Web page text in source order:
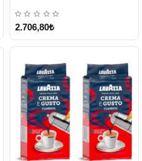
2.706,80₺